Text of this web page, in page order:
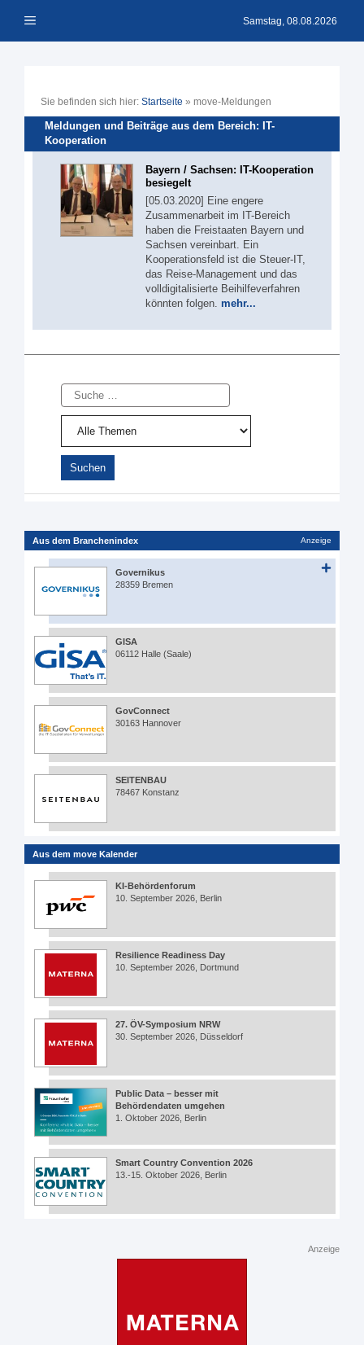
Inhalt Menü Samstag, 08.08.2026
Sie befinden sich hier: Startseite » move-Meldungen
Meldungen und Beiträge aus dem Bereich: IT-
Kooperation
Bayern / Sachsen: IT-Kooperation
besiegelt
[05.03.2020] Eine engere
Zusammenarbeit im IT-Bereich
haben die Freistaaten Bayern und
Sachsen vereinbart. Ein
Kooperationsfeld ist die Steuer-IT,
das Reise-Management und das
volldigitalisierte Beihilfeverfahren
könnten folgen. mehr...
Suche
Aus dem Branchenindex Anzeige
Governikus
28359 Bremen
GISA
06112 Halle (Saale)
GovConnect
30163 Hannover
SEITENBAU
78467 Konstanz
Aus dem move Kalender
KI-Behördenforum
10. September 2026, Berlin
Resilience Readiness Day
10. September 2026, Dortmund
27. ÖV-Symposium NRW
30. September 2026, Düsseldorf
Public Data – besser mit
Behördendaten umgehen
1. Oktober 2026, Berlin
Smart Country Convention 2026
13.-15. Oktober 2026, Berlin
Anzeige